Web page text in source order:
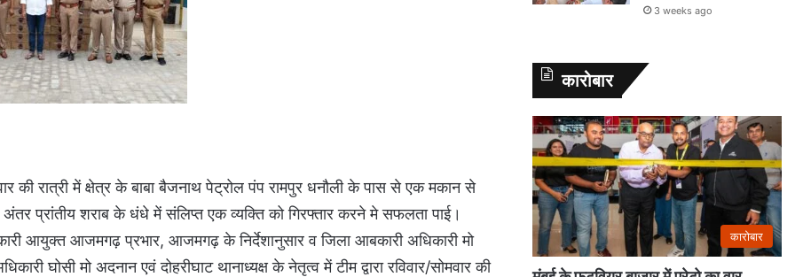
की रात्री में क्षेत्र के बाबा बैजनाथ पेट्रोल पंप रामपुर धनौली के पास से एक मकान से
प्रांतीय शराब के धंधे में संलिप्त एक व्यक्ति को गिरफ्तार करने मे सफलता पाई।
आयुक्त आजमगढ़ प्रभार, आजमगढ़ के निर्देशानुसार व जिला आबकारी अधिकारी मो
घोसी मो अदनान एवं दोहरीघाट थानाध्यक्ष के नेतृत्व में टीम द्वारा रविवार/सोमवार की
3 weeks ago
कारोबार
कारोबार